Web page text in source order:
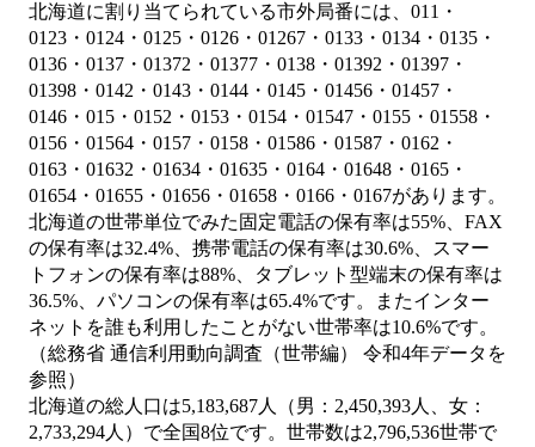
北海道に割り当てられている市外局番には、011・
0123・0124・0125・0126・01267・0133・0134・0135・
0136・0137・01372・01377・0138・01392・01397・
01398・0142・0143・0144・0145・01456・01457・
0146・015・0152・0153・0154・01547・0155・01558・
0156・01564・0157・0158・01586・01587・0162・
0163・01632・01634・01635・0164・01648・0165・
01654・01655・01656・01658・0166・0167があります。
北海道の世帯単位でみた固定電話の保有率は55%、FAX
の保有率は32.4%、携帯電話の保有率は30.6%、スマー
トフォンの保有率は88%、タブレット型端末の保有率は
36.5%、パソコンの保有率は65.4%です。またインター
ネットを誰も利用したことがない世帯率は10.6%です。
（総務省 通信利用動向調査（世帯編） 令和4年データを
参照）
北海道の総人口は5,183,687人（男：2,450,393人、女：
2,733,294人）で全国8位です。世帯数は2,796,536世帯で